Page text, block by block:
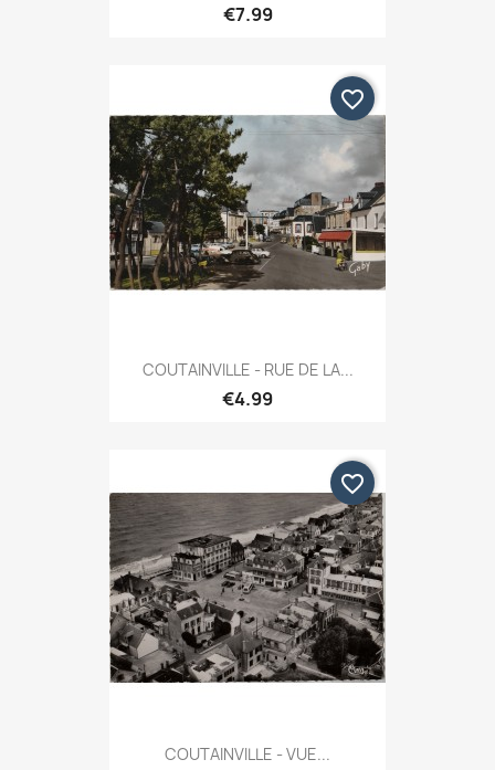
€7.99
COUTAINVILLE - RUE DE LA...
€4.99
favorite_border
COUTAINVILLE - VUE...
favorite_border